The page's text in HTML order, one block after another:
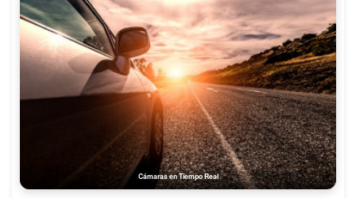
Cámaras en Tiempo Real